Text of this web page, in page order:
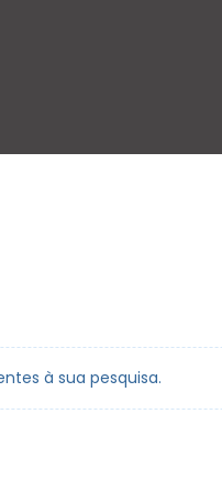
à sua pesquisa.